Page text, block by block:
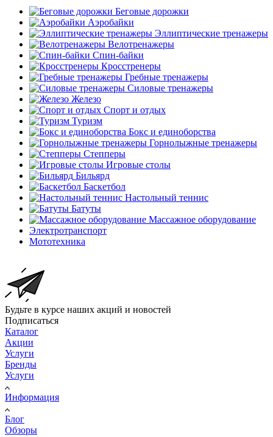
Беговые дорожки
Аэробайки
Эллиптические тренажеры
Велотренажеры
Спин-байки
Кросстренеры
Гребные тренажеры
Силовые тренажеры
Железо
Спорт и отдых
Туризм
Бокс и единоборства
Горнолыжные тренажеры
Степперы
Игровые столы
Бильярд
Баскетбол
Настольный теннис
Батуты
Массажное оборудование
Электротранспорт
Мототехника
Будьте в курсе наших акций и новостей
Подписаться
Каталог
Акции
Услуги
Бренды
Услуги
Информация
Блог
Обзоры